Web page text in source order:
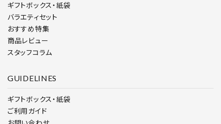
ギフトボックス・紙袋
バラエティセット
おすすめ特集
商品レビュー
スタッフコラム
GUIDELINES
ギフトボックス・紙袋
ご利用ガイド